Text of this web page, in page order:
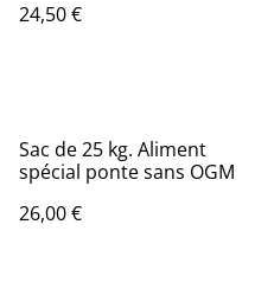
24,50 €
Sac de 25 kg. Aliment
spécial ponte sans OGM
26,00 €